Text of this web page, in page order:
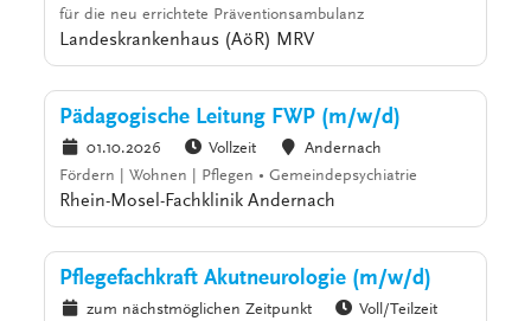
für die neu errichtete Präventionsambulanz
Landeskrankenhaus (AöR) MRV
Pädagogische Leitung FWP (m/w/d)
01.10.2026 Vollzeit
Andernach
Fördern | Wohnen | Pflegen • Gemeindepsychiatrie
Rhein-Mosel-Fachklinik Andernach
Pflegefachkraft Akutneurologie (m/w/d)
zum nächstmöglichen Zeitpunkt
Voll/Teilzeit